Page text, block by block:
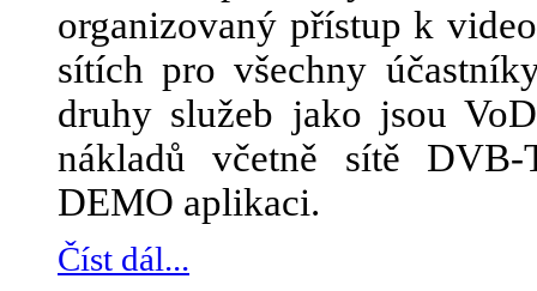
organizovaný přístup k
sítích pro všechny
druhy služeb jako jsou
nákladů včetně sítě
DEMO aplikaci.
Číst dál...